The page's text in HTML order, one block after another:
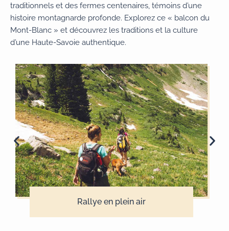
traditionnels et des fermes centenaires, témoins d’une
histoire montagnarde profonde. Explorez ce « balcon du
Mont-Blanc » et découvrez les traditions et la culture
d’une Haute-Savoie authentique.
Rallye en plein air